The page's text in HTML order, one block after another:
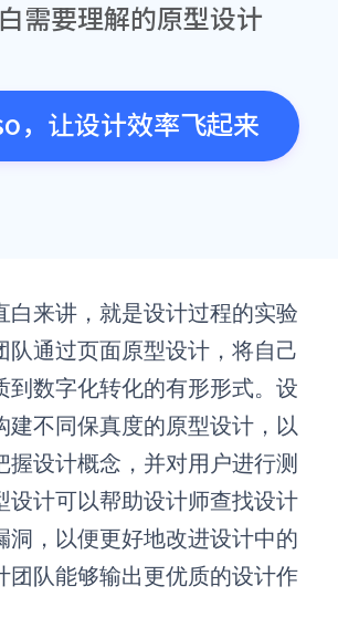
需要理解的原型设计
，让设计效率飞起来
白来讲，就是设计过程的实验
队通过页面原型设计，将自己
到数字化转化的有形形式。设
建不同保真度的原型设计，以
握设计概念，并对用户进行测
设计可以帮助设计师查找设计
洞，以便更好地改进设计中的
团队能够输出更优质的设计作